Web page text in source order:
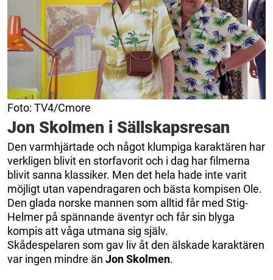
Foto: TV4/Cmore
Jon Skolmen i Sällskapsresan
Den varmhjärtade och något klumpiga karaktären har
verkligen blivit en storfavorit och i dag har filmerna
blivit sanna klassiker. Men det hela hade inte varit
möjligt utan vapendragaren och bästa kompisen Ole.
Den glada norske mannen som alltid får med Stig-
Helmer på spännande äventyr och får sin blyga
kompis att våga utmana sig själv.
Skådespelaren som gav liv åt den älskade karaktären
var ingen mindre än Jon Skolmen.